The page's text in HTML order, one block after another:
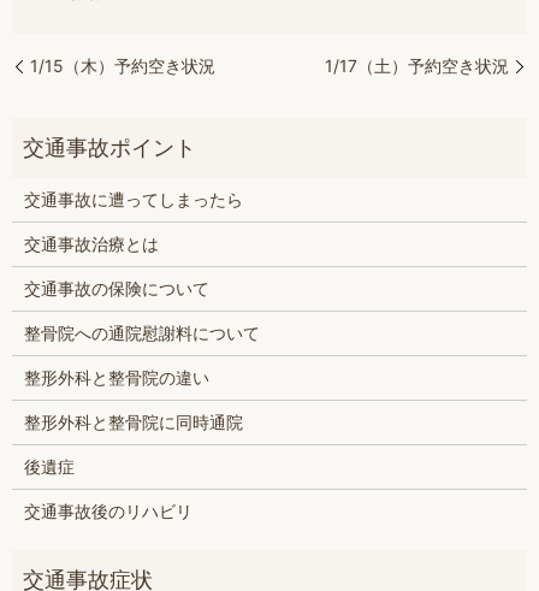
1/15（木）予約空き状況 1/17（土）予約空き状況
交通事故に遭ってしまったら
交通事故治療とは
交通事故の保険について
整骨院への通院慰謝料について
整形外科と整骨院の違い
整形外科と整骨院に同時通院
後遺症
交通事故後のリハビリ